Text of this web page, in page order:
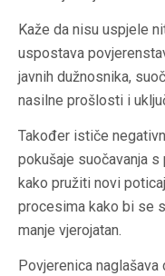
Kaže da nisu uspjele
uspostava
javnih dužnosnika,
nasilne prošlosti i
Također ističe
pokušaje suočavanja
kako pružiti novi
procesima kako bi se
manje vjerojatan.
Povjerenica